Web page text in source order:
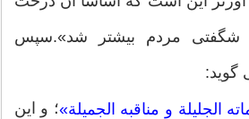
شگفتی مردم بیشتر شد».سپس
گوید:
الجلیلة و مناقبه الجمیلة»؛ و این